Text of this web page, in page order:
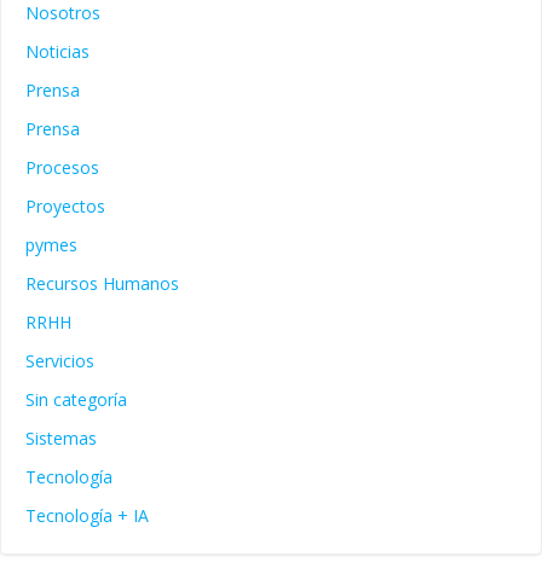
Nosotros
Noticias
Prensa
Prensa
Procesos
Proyectos
pymes
Recursos Humanos
RRHH
Servicios
Sin categoría
Sistemas
Tecnología
Tecnología + IA